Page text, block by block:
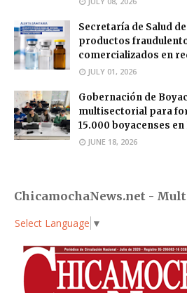
Secretaría de Salud
productos
comercializados en
JULY 01, 2026
Gobernación de
multisectorial para
15.000 boyacenses
JUNE 18, 2026
ChicamochaNews.net -
Select Language ▼